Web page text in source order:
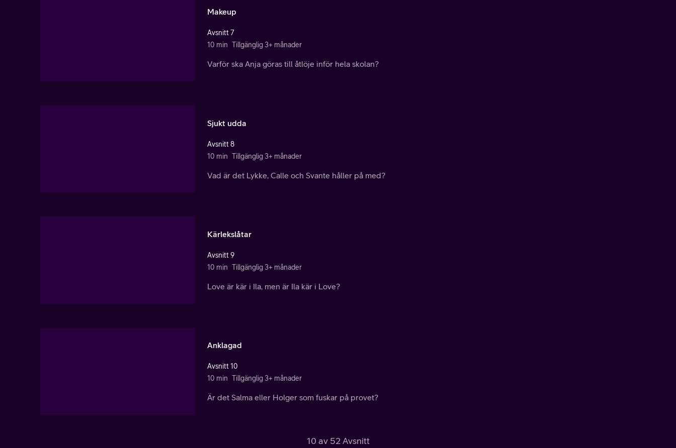
Makeup
Avsnitt 7
10 min Tillgänglig 3+ månader
Varför ska Anja göras till åtlöje inför hela skolan?
Sjukt udda
Avsnitt 8
10 min Tillgänglig 3+ månader
Vad är det Lykke, Calle och Svante håller på med?
Kärlekslåtar
Avsnitt 9
10 min Tillgänglig 3+ månader
Love är kär i Ila, men är Ila kär i Love?
Anklagad
Avsnitt 10
10 min Tillgänglig 3+ månader
Är det Salma eller Holger som fuskar på provet?
10 av 52 Avsnitt